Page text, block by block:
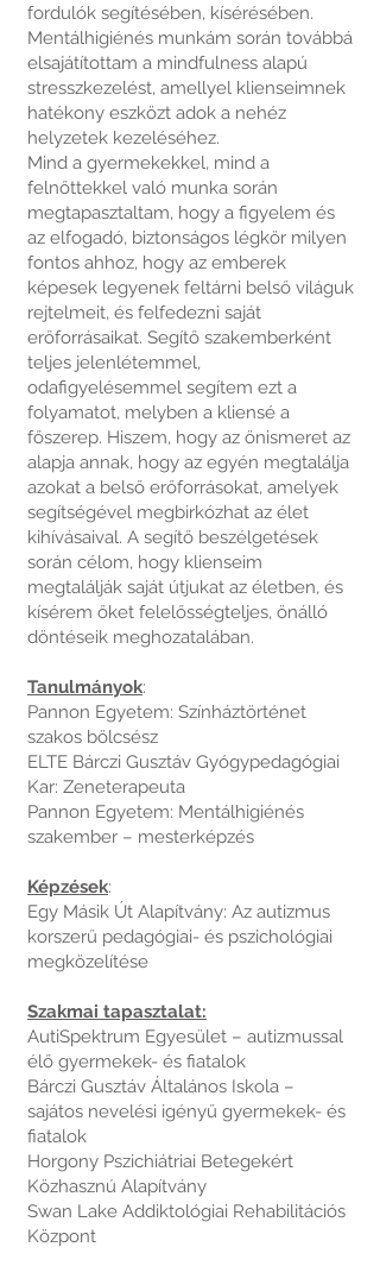
fordulók segítésében, kísérésében.
Mentálhigiénés munkám során továbbá
elsajátítottam a mindfulness alapú
stresszkezelést, amellyel klienseimnek
hatékony eszközt adok a nehéz
helyzetek kezeléséhez.
Mind a gyermekekkel, mind a
felnőttekkel való munka során
megtapasztaltam, hogy a figyelem és
az elfogadó, biztonságos légkör milyen
fontos ahhoz, hogy az emberek
képesek legyenek feltárni belső világuk
rejtelmeit, és felfedezni saját
erőforrásaikat. Segítő szakemberként
teljes jelenlétemmel,
odafigyelésemmel segítem ezt a
folyamatot, melyben a kliensé a
főszerep. Hiszem, hogy az önismeret az
alapja annak, hogy az egyén megtalálja
azokat a belső erőforrásokat, amelyek
segítségével megbirkózhat az élet
kihívásaival. A segítő beszélgetések
során célom, hogy klienseim
megtalálják saját útjukat az életben, és
kísérem őket felelősségteljes, önálló
döntéseik meghozatalában.
Tanulmányok:
Pannon Egyetem: Színháztörténet
szakos bölcsész
ELTE Bárczi Gusztáv Gyógypedagógiai
Kar: Zeneterapeuta
Pannon Egyetem: Mentálhigiénés
szakember – mesterképzés
Képzések:
Egy Másik Út Alapítvány: Az autizmus
korszerű pedagógiai- és pszichológiai
megközelítése
Szakmai tapasztalat:
AutiSpektrum Egyesület – autizmussal
élő gyermekek- és fiatalok
Bárczi Gusztáv Általános Iskola –
sajátos nevelési igényű gyermekek- és
fiatalok
Horgony Pszichiátriai Betegekért
Közhasznú Alapítvány
Swan Lake Addiktológiai Rehabilitációs
Központ